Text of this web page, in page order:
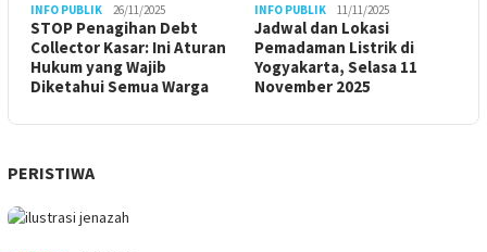
INFO PUBLIK 26/11/2025
STOP Penagihan Debt
Collector Kasar: Ini Aturan
Hukum yang Wajib
Diketahui Semua Warga
INFO PUBLIK 11/11/2025
Jadwal dan Lokasi
Pemadaman Listrik di
Yogyakarta, Selasa 11
November 2025
PERISTIWA